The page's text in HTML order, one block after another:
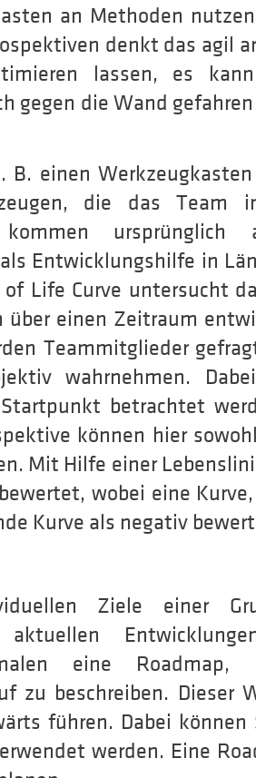
an Methoden
denkt das agil
lassen, es
gegen die Wand
B. einen
die das Team
ursprünglich
Entwicklungshilfe in
Life Curve untersucht
über einen Zeitraum
Teammitglieder
wahrnehmen.
betrachtet
können hier
Mit Hilfe einer
wobei eine
Kurve als negativ
Ziele einer
eine
zu beschreiben. Dieser
führen. Dabei können
werden. Eine